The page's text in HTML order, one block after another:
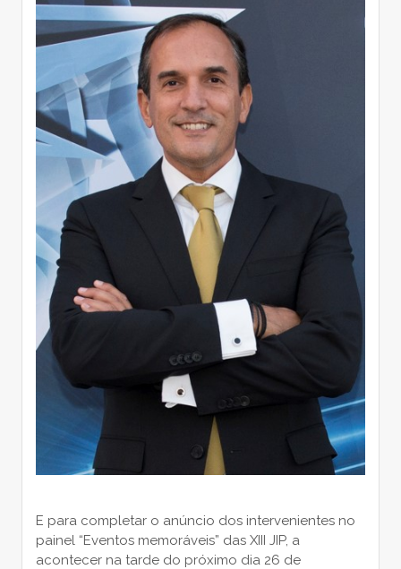
E para completar o anúncio dos intervenientes no
painel “Eventos memoráveis” das XIII JIP, a
acontecer na tarde do próximo dia 26 de